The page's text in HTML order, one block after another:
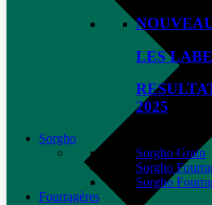
LES
2025
Sorgho
Sorgho Grain
Sorgho
Sorgho
Fourragères